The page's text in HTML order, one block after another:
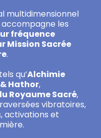
multidimensionnel
les
fréquence
Mission Sacrée
.
qu’Alchimie
Hathor,
Royaume Sacré,
vibratoires,
activations et